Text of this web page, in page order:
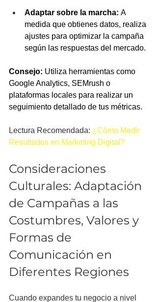
Adaptar sobre la marcha: A
medida que obtienes datos, realiza
ajustes para optimizar la campaña
según las respuestas del mercado.
Consejo: Utiliza herramientas como
Google Analytics, SEMrush o
plataformas locales para realizar un
seguimiento detallado de tus métricas.
Lectura Recomendada: ¿Cómo Medir
Resultados en Marketing Digital?
Consideraciones
Culturales: Adaptación
de Campañas a las
Costumbres, Valores y
Formas de
Comunicación en
Diferentes Regiones
Cuando expandes tu negocio a nivel